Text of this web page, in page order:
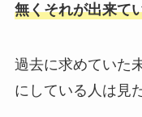
無くそれが出来て
過去に求めていた
にしている人は見